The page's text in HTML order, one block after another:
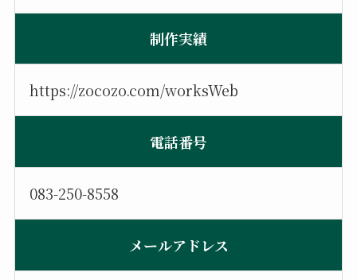
制作実績
https://zocozo.com/worksWeb
電話番号
083-250-8558
メールアドレス